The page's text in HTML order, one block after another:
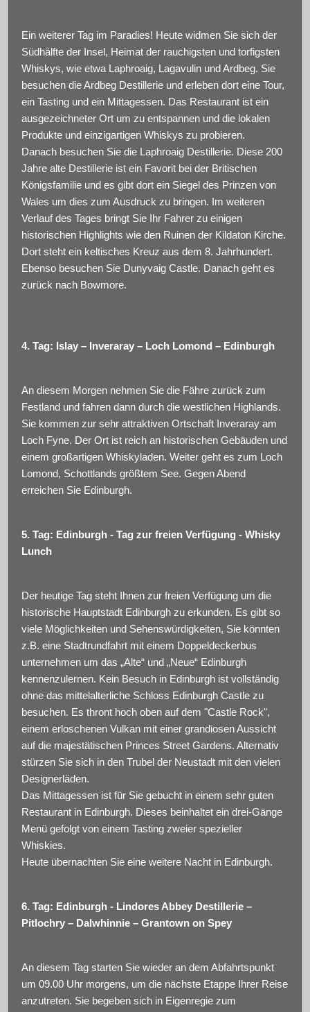
Ein weiterer Tag im Paradies! Heute widmen Sie sich der
Südhälfte der Insel, Heimat der rauchigsten und torfigsten
Whiskys, wie etwa Laphroaig, Lagavulin und Ardbeg. Sie
besuchen die Ardbeg Destillerie und erleben dort eine Tour,
ein Tasting und ein Mittagessen. Das Restaurant ist ein
ausgezeichneter Ort um zu entspannen und die lokalen
Produkte und einzigartigen Whiskys zu probieren.
Danach besuchen Sie die Laphroaig Destillerie. Diese 200
Jahre alte Destillerie ist ein Favorit bei der Britischen
Königsfamilie und es gibt dort ein Siegel des Prinzen von
Wales um dies zum Ausdruck zu bringen. Im weiteren
Verlauf des Tages bringt Sie Ihr Fahrer zu einigen
historischen Highlights wie den Ruinen der Kildaton Kirche.
Dort steht ein keltisches Kreuz aus dem 8. Jahrhundert.
Ebenso besuchen Sie Dunyvaig Castle. Danach geht es
zurück nach Bowmore.
4. Tag: Islay – Inveraray – Loch Lomond – Edinburgh
An diesem Morgen nehmen Sie die Fähre zurück zum
Festland und fahren dann durch die westlichen Highlands.
Sie kommen zur sehr attraktiven Ortschaft Inveraray am
Loch Fyne. Der Ort ist reich an historischen Gebäuden und
einem großartigen Whiskyladen. Weiter geht es zum Loch
Lomond, Schottlands größtem See. Gegen Abend
erreichen Sie Edinburgh.
5. Tag: Edinburgh - Tag zur freien Verfügung - Whisky
Lunch
Der heutige Tag steht Ihnen zur freien Verfügung um die
historische Hauptstadt Edinburgh zu erkunden. Es gibt so
viele Möglichkeiten und Sehenswürdigkeiten, Sie könnten
z.B. eine Stadtrundfahrt mit einem Doppeldeckerbus
unternehmen um das „Alte“ und „Neue“ Edinburgh
kennenzulernen. Kein Besuch in Edinburgh ist vollständig
ohne das mittelalterliche Schloss Edinburgh Castle zu
besuchen. Es thront hoch oben auf dem "Castle Rock",
einem erloschenen Vulkan mit einer grandiosen Aussicht
auf die majestätischen Princes Street Gardens. Alternativ
stürzen Sie sich in den Trubel der Neustadt mit den vielen
Designerläden.
Das Mittagessen ist für Sie gebucht in einem sehr guten
Restaurant in Edinburgh. Dieses beinhaltet ein drei-Gänge
Menü gefolgt von einem Tasting zweier spezieller
Whiskies.
Heute übernachten Sie eine weitere Nacht in Edinburgh.
6. Tag: Edinburgh - Lindores Abbey Destillerie –
Pitlochry – Dalwhinnie – Grantown on Spey
An diesem Tag starten Sie wieder an dem Abfahrtspunkt
um 09.00 Uhr morgens, um die nächste Etappe Ihrer Reise
anzutreten. Sie begeben sich in Eigenregie zum